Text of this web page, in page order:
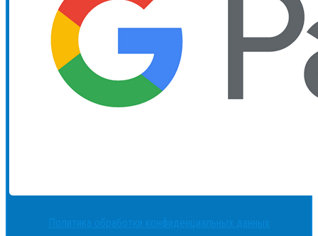
Политика обработки конфиденциальных данных